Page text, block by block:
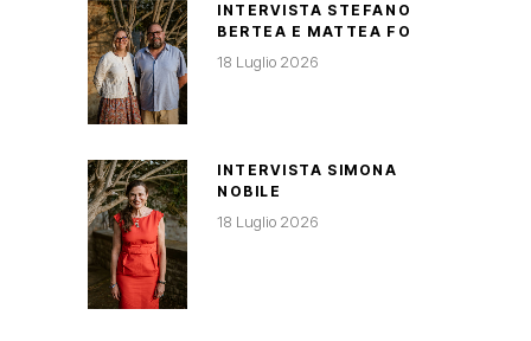
INTERVISTA STEFANO
BERTEA E MATTEA FO
18 Luglio 2026
INTERVISTA SIMONA
NOBILE
18 Luglio 2026